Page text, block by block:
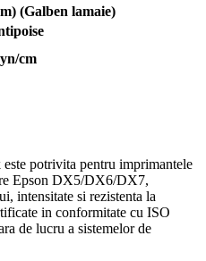
(Galben lamaie)
cm
potrivita pentru imprimantele
Epson DX5/DX6/DX7,
intensitate si rezistenta la
in conformitate cu ISO
de lucru a sistemelor de